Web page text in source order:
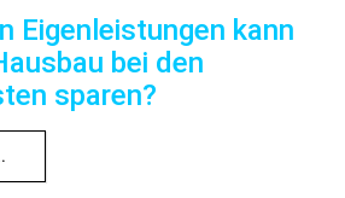
Eigenleistungen kann
bei den
sparen?